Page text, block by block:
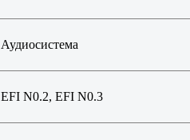
Аудиосистема
EFI N0.2, EFI N0.3